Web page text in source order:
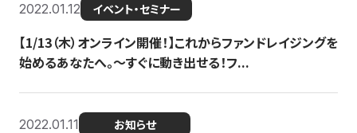
2022.01.12 イベント・セミナー
【1/13（木）オンライン開催！】これからファンドレイジングを
始めるあなたへ。〜すぐに動き出せる！フ...
2022.01.11 お知らせ